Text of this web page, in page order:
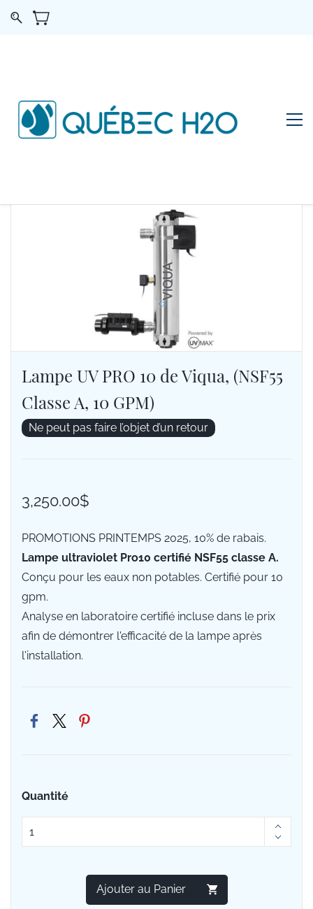
Lampe UV PRO 10 de Viqua, (NSF55
Classe A, 10 GPM)
Ne peut pas faire l’objet d’un retour
3,250.00$
PROMOTIONS PRINTEMPS 2025, 10% de rabais.
Lampe ultraviolet Pro10 certifié NSF55 classe A.
Conçu pour les eaux non potables. Certifié pour 10
gpm.
Analyse en laboratoire certifié incluse dans le prix
afin de démontrer l'efficacité de la lampe après
l'installation.
Quantité
Ajouter au Panier